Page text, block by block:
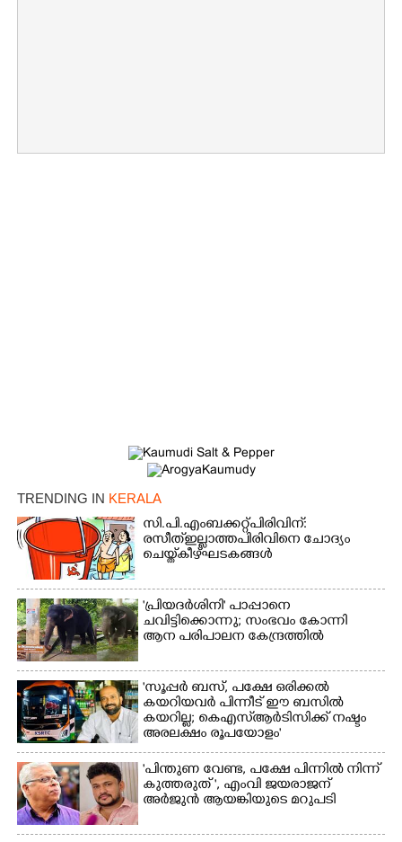
TRENDING IN KERALA
സി.പി.എം ബക്കറ്റ് പിരിവിന്:
രസീത് ഇല്ലാത്ത പിരിവിനെ ചോദ്യം
ചെയ്ത് കീഴ്ഘടകങ്ങൾ
'പ്രിയദർശിനി' പാപ്പാനെ
ചവിട്ടിക്കൊന്നു; സംഭവം കോന്നി
ആന പരിപാലന കേന്ദ്രത്തിൽ
'സൂപ്പർ ബസ്, പക്ഷേ ഒരിക്കൽ
കയറിയവർ പിന്നീട് ഈ ബസിൽ
കയറില്ല; കെഎസ്ആർടിസിക്ക് നഷ്ടം
അരലക്ഷം രൂപയോളം'
"പിന്തുണ വേണ്ട,​ പക്ഷേ പിന്നിൽ നിന്ന്
കുത്തരുത് ", എംവി ജയരാജന്
അർജുൻ ആയങ്കിയുടെ മറുപടി
Copy Link